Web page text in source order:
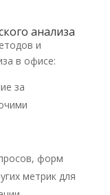
анализа
и
в офисе:
за
форм
метрик для